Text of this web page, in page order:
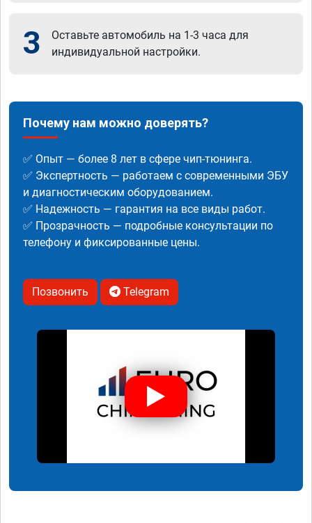
3
Оставьте автомобиль на 1-3 часа для
индивидуальной настройки.
Почему нам можно доверять?
✅ Опыт — более 8 лет в сфере чип-тюнинга.
✅ Экспертность — работаем с современными ЭБУ
и диагностическим оборудованием.
✅ Надежность — гарантия на все виды работ.
✅ Прозрачность — подробные консультации по
телефону и фиксированные цены.
Позвонить Telegram